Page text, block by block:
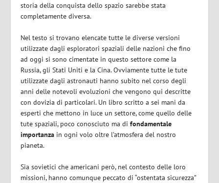
storia della conquista dello spazio sarebbe stata
completamente diversa.
Nel testo si trovano elencate tutte le diverse versioni
utilizzate dagli esploratori spaziali delle nazioni che fino
ad oggi si sono cimentate in questo settore come la
Russia, gli Stati Uniti e la Cina. Ovviamente tutte le tute
utilizzate dagli astronauti hanno subito nel corso degli
anni delle notevoli evoluzioni che vengono qui descritte
con dovizia di particolari. Un libro scritto a sei mani da
esperti che mettono in luce un settore, come quello delle
tute spaziali, poco conosciuto ma di fondamentale
importanza in ogni volo oltre l’atmosfera del nostro
pianeta.
Sia sovietici che americani però, nel contesto delle loro
missioni, hanno comunque peccato di “ostentata sicurezza”